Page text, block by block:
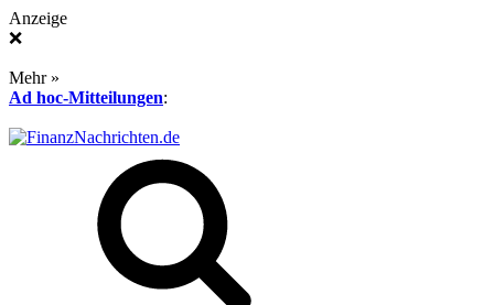
Anzeige
❌
Mehr »
Ad hoc-Mitteilungen: